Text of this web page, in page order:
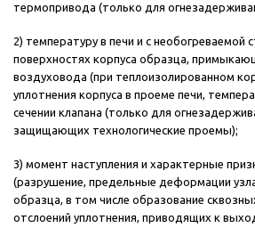
термопривода (только для
2) температуру в печи и с необогреваемой
поверхностях корпуса образца,
воздуховода (при теплоизолированном
уплотнения корпуса в проеме печи,
сечении клапана (только для
защищающих технологические проемы);
3) момент наступления и характерные
(разрушение, предельные деформации
образца, в том числе образование
отслоений уплотнения, приводящих к